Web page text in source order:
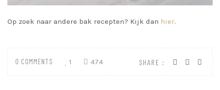
Op zoek naar andere bak recepten? Kijk dan hier.
SHARE :
0 COMMENTS 1 474